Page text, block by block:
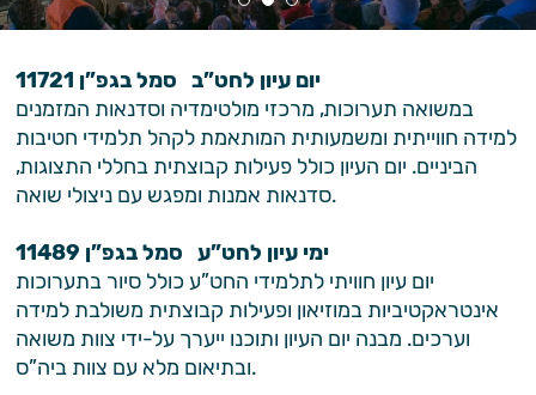
יום עיון לחט”ב סמל בגפ”ן 11721
במשואה תערוכות, מרכזי מולטימדיה וסדנאות המזמנים
למידה חווייתית ומשמעותית המותאמת לקהל תלמידי חטיבות
הביניים. יום העיון כולל פעילות קבוצתית בחללי התצוגות,
סדנאות אמנות ומפגש עם ניצולי שואה.
ימי עיון לחט”ע סמל בגפ”ן 11489
יום עיון חוויתי לתלמידי החט”ע כולל סיור בתערוכות
אינטראקטיביות במוזיאון ופעילות קבוצתית משולבת למידה
וערכים. מבנה יום העיון ותוכנו ייערך על-ידי צוות משואה
ובתיאום מלא עם צוות ביה”ס.